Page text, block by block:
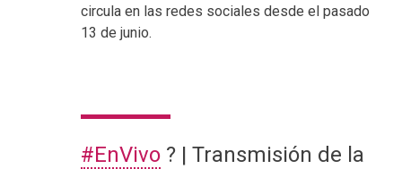
circula en las redes sociales desde el pasado
13 de junio.
#EnVivo ? | Transmisión de la